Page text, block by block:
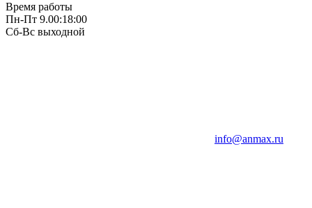
Время работы
Пн-Пт 9.00:18:00
Сб-Вс выходной
info@anmax.ru